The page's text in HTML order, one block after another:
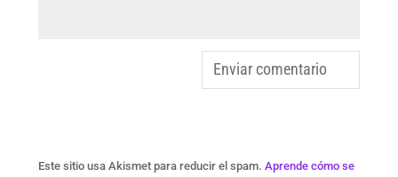
Este sitio usa Akismet para reducir el spam. Aprende cómo se